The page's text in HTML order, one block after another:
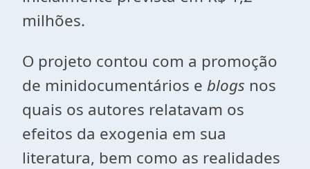
milhões.
O projeto contou com a promoção
de minidocumentários e blogs nos
quais os autores relatavam os
efeitos da exogenia em sua
literatura, bem como as realidades